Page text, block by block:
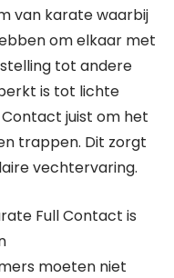
van karate waarbij
om elkaar met
tot andere
is tot lichte
juist om het
trappen. Dit zorgt
vechtervaring.
Full Contact is
moeten niet